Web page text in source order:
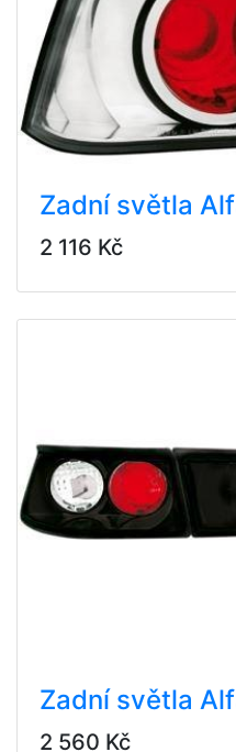
Zadní světla
2 116 Kč
Zadní světla
2 560 Kč